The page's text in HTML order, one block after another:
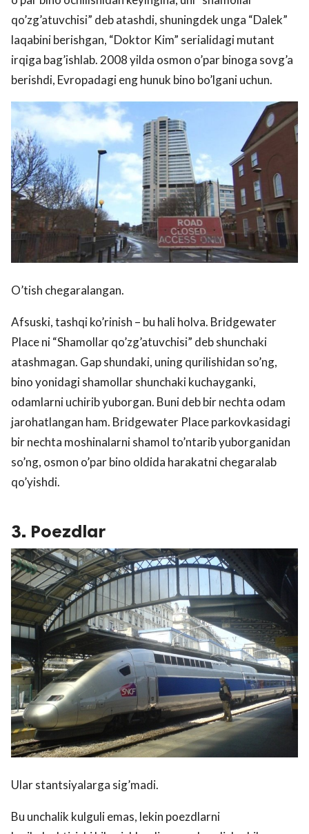
qo’zg’atuvchisi” deb atashdi, shuningdek unga “Dalek”
laqabini berishgan, “Doktor Kim” serialidagi mutant
irqiga bag’ishlab. 2008 yilda osmon o’par binoga sovg’a
berishdi, Evropadagi eng hunuk bino bo’lgani uchun.
O’tish chegaralangan.
Afsuski, tashqi ko’rinish – bu hali holva. Bridgewater
Place ni “Shamollar qo’zg’atuvchisi” deb shunchaki
atashmagan. Gap shundaki, uning qurilishidan so’ng,
bino yonidagi shamollar shunchaki kuchayganki,
odamlarni uchirib yuborgan. Buni deb bir nechta odam
jarohatlangan ham. Bridgewater Place parkovkasidagi
bir nechta moshinalarni shamol to’ntarib yuborganidan
so’ng, osmon o’par bino oldida harakatni chegaralab
qo’yishdi.
3. Poezdlar
Ular stantsiyalarga sig’madi.
Bu unchalik kulguli emas, lekin poezdlarni